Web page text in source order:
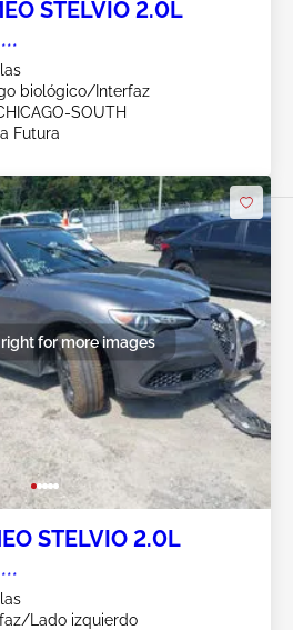
STELVIO 2.0L
biológico/Interfaz
SOUTH
Futura
for more images
STELVIO 2.0L
Lado izquierdo